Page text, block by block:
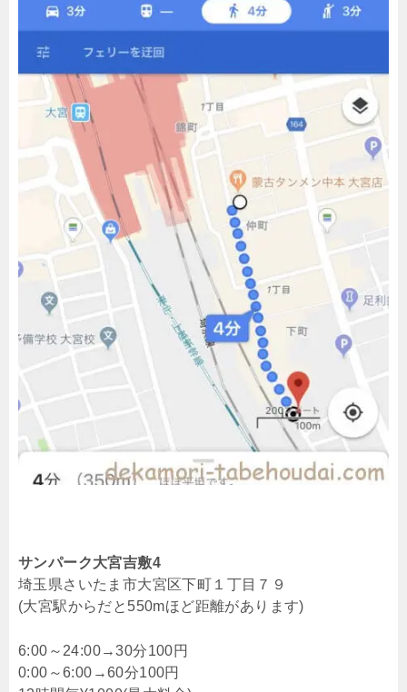
サンパーク大宮吉敷4
埼玉県さいたま市大宮区下町１丁目７９
(大宮駅からだと550mほど距離があります)
6:00～24:00→30分100円
0:00～6:00→60分100円